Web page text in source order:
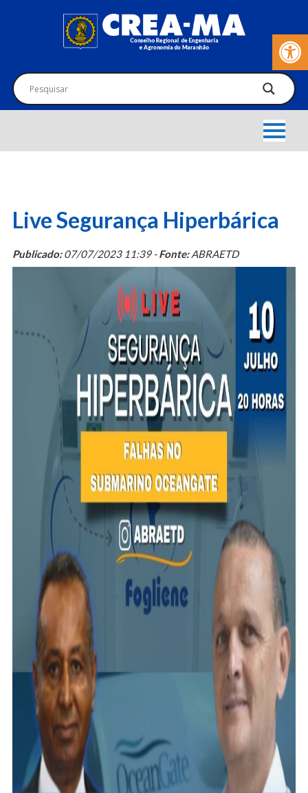
Barra de
Live Segurança Hiperbárica
Publicado:07/07/2023 11:39 -Fonte:ABRAETD